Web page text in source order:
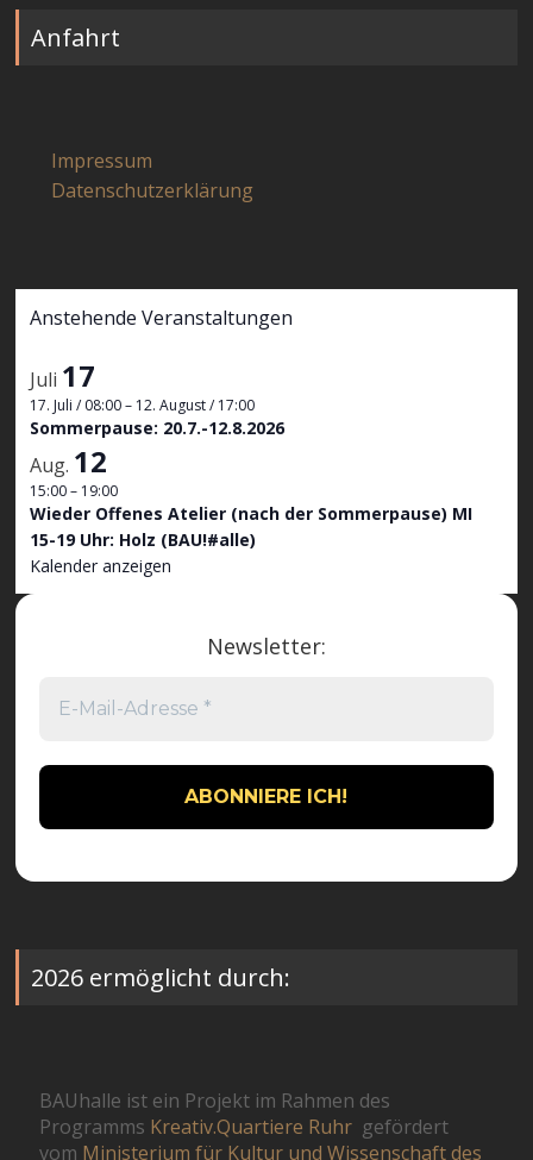
Anfahrt
Impressum
Datenschutzerklärung
Anstehende Veranstaltungen
Juli 17
17. Juli / 08:00– 12. August / 17:00
Sommerpause: 20.7.-12.8.2026
Aug. 12
15:00– 19:00
Wieder Offenes Atelier (nach der Sommerpause) MI
15-19 Uhr: Holz (BAU!#alle)
Kalender anzeigen
Newsletter:
2026 ermöglicht durch:
BAUhalle ist ein Projekt im Rahmen des
Programms Kreativ.Quartiere Ruhr gefördert
vom Ministerium für Kultur und Wissenschaft des